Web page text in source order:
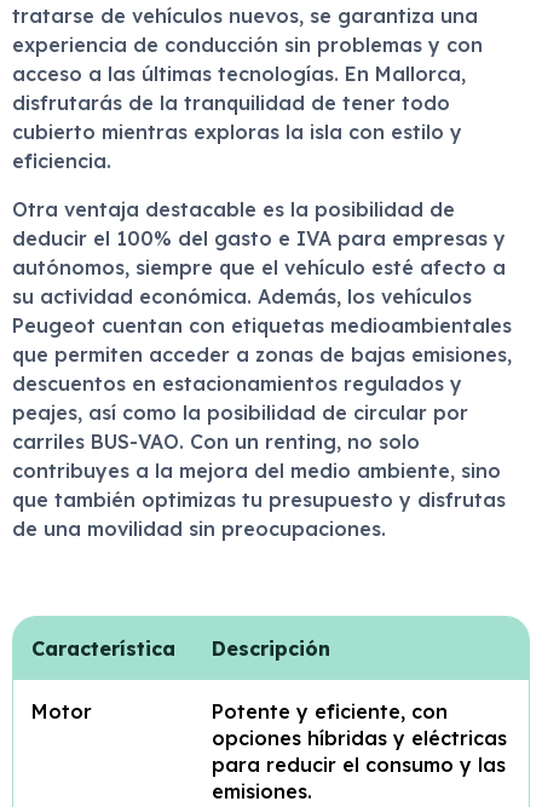
tratarse de vehículos nuevos, se garantiza una
experiencia de conducción sin problemas y con
acceso a las últimas tecnologías. En Mallorca,
disfrutarás de la tranquilidad de tener todo
cubierto mientras exploras la isla con estilo y
eficiencia.
Otra ventaja destacable es la posibilidad de
deducir el 100% del gasto e IVA para empresas y
autónomos, siempre que el vehículo esté afecto a
su actividad económica. Además, los vehículos
Peugeot cuentan con etiquetas medioambientales
que permiten acceder a zonas de bajas emisiones,
descuentos en estacionamientos regulados y
peajes, así como la posibilidad de circular por
carriles BUS-VAO. Con un renting, no solo
contribuyes a la mejora del medio ambiente, sino
que también optimizas tu presupuesto y disfrutas
de una movilidad sin preocupaciones.
Característica Descripción
Motor
Potente y eficiente, con
opciones híbridas y eléctricas
para reducir el consumo y las
emisiones.